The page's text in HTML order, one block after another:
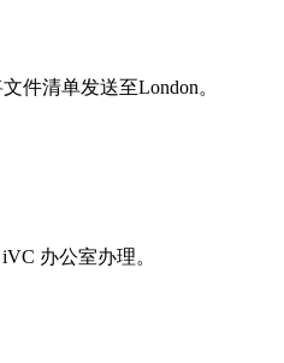
件清单发送至London。
办公室办理。